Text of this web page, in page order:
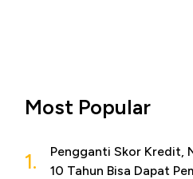
Most Popular
1.
Pengganti Skor Kredit,
10 Tahun Bisa Dapat